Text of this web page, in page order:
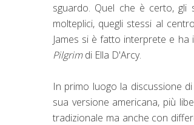
sguardo. Quel che è certo, gli
molteplici, quegli stessi al
James si è fatto interprete e
Pilgrimdi Ella D'Arcy.
In primo luogo la discussione
sua versione americana, più
tradizionale ma anche con